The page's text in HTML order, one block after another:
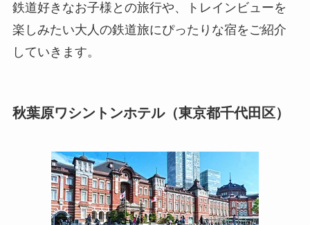
鉄道好きなお子様との旅行や、トレインビューを
楽しみたい大人の鉄道旅にぴったりな宿をご紹介
していきます。
秋葉原ワシントンホテル（東京都千代田区）